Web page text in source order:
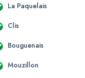
La Paquelais
Clis
Bouguenais
Mouzillon